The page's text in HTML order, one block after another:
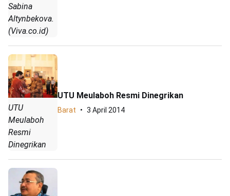
Sabina
Altynbekova.
(Viva.co.id)
UTU
Meulaboh
Resmi
Dinegrikan
UTU Meulaboh Resmi Dinegrikan
Barat 3 April 2014